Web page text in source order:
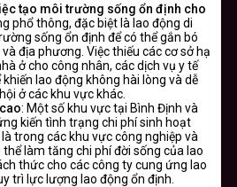
tạo môi trường sống ổn định cho
phổ thông, đặc biệt là lao động di
sống ổn định để có thể gắn bó
địa phương. Việc thiếu các cơ sở hạ
ở cho công nhân, các dịch vụ y tế
lao động không hài lòng và dễ
ở các khu vực khác.
: Một số khu vực tại Bình Định và
kiến tình trạng chi phí sinh hoạt
trong các khu vực công nghiệp và
làm tăng chi phí đời sống của lao
thức cho các công ty cung ứng lao
trì lực lượng lao động ổn định.